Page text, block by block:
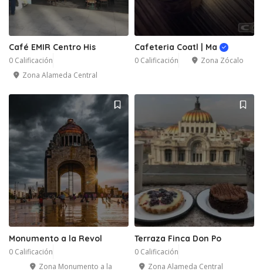
Café EMIR Centro His
0 Calificación
Zona Alameda Central
Cafeteria Coatl | Ma
0 Calificación Zona Zócalo
Monumento a la Revol
0 Calificación
Zona Monumento a la
Terraza Finca Don Po
0 Calificación
Zona Alameda Central